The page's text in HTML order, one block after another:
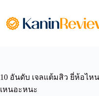
content
10 อันดับ เจลแต้มสิว ยี่ห้อไห
เหนอะหนะ